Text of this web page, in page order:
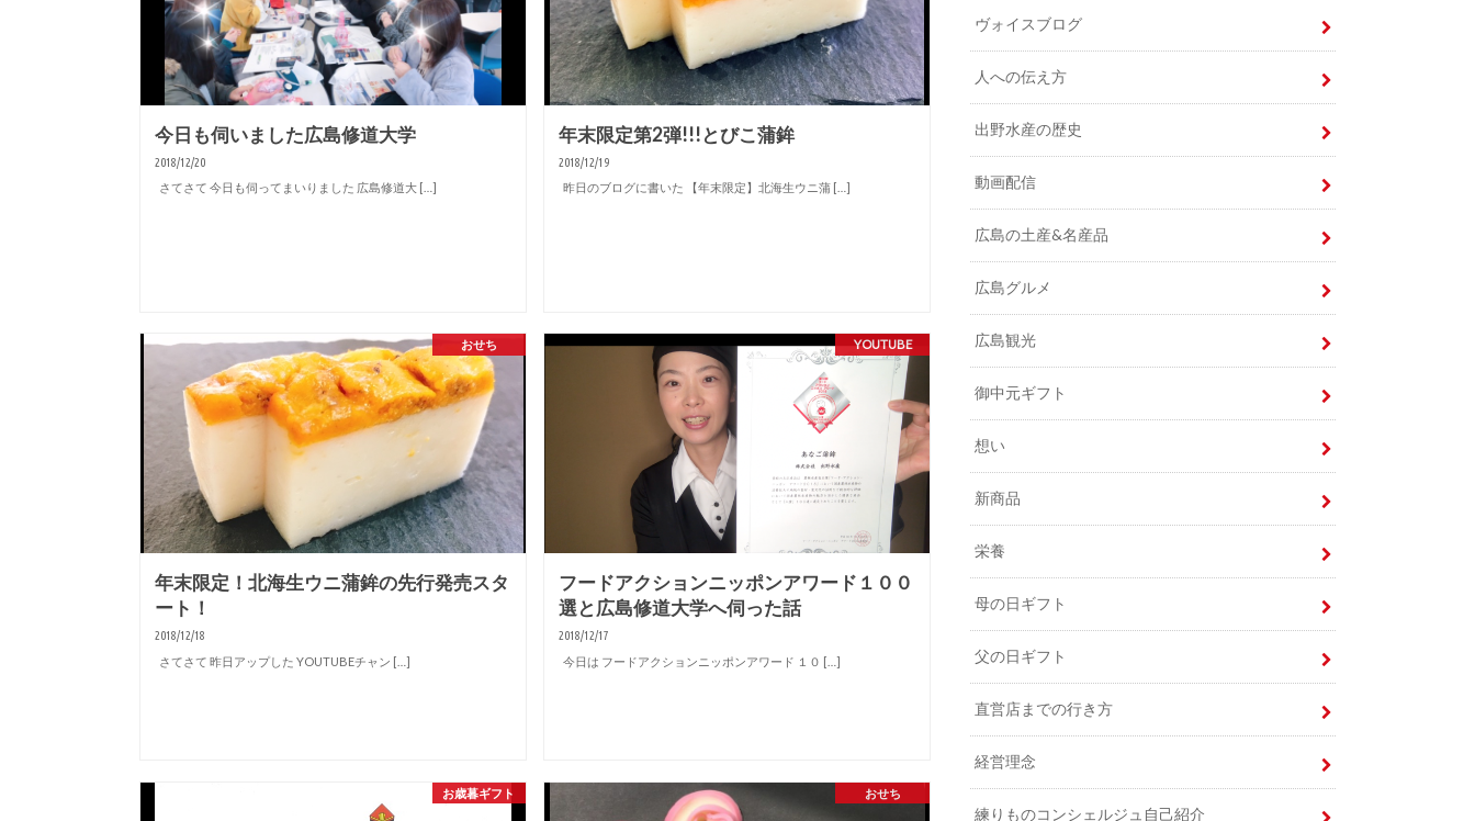
今日も伺いました広島修道大学
2018/12/20
さてさて 今日も伺ってまいりました 広島修道大 […]
年末限定第2弾!!!とびこ蒲鉾
2018/12/19
昨日のブログに書いた 【年末限定】北海生ウニ蒲 […]
おせち
年末限定！北海生ウニ蒲鉾の先行発売スタ
ート！
2018/12/18
さてさて 昨日アップした YOUTUBEチャン […]
YOUTUBE
フードアクションニッポンアワード１００
選と広島修道大学へ伺った話
2018/12/17
今日は フードアクションニッポンアワード １０ […]
お歳暮ギフト おせち
ヴォイスブログ
人への伝え方
出野水産の歴史
動画配信
広島の土産&名産品
広島グルメ
広島観光
御中元ギフト
想い
新商品
栄養
母の日ギフト
父の日ギフト
直営店までの行き方
経営理念
練りものコンシェルジュ自己紹介